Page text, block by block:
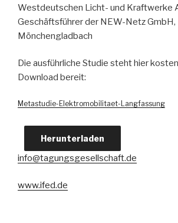
Westdeutschen Licht- und Kraftwerke
Geschäftsführer der NEW-Netz GmbH,
Mönchengladbach
Die ausführliche Studie steht hier
Download bereit:
Metastudie-Elektromobilitaet-Langfassung
Herunterladen
info@tagungsgesellschaft.de
www.ifed.de